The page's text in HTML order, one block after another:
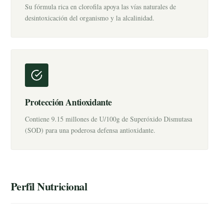
Su fórmula rica en clorofila apoya las vías naturales de
desintoxicación del organismo y la alcalinidad.
Protección Antioxidante
Contiene 9.15 millones de U/100g de Superóxido Dismutasa
(SOD) para una poderosa defensa antioxidante.
Perfil Nutricional